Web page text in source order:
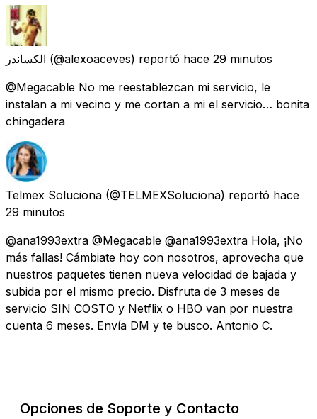
الکساندر (@alexoaceves) reportó hace 29 minutos
@Megacable No me reestablezcan mi servicio, le
instalan a mi vecino y me cortan a mi el servicio… bonita
chingadera
Telmex Soluciona (@TELMEXSoluciona) reportó hace
29 minutos
@ana1993extra @Megacable @ana1993extra Hola, ¡No
más fallas! Cámbiate hoy con nosotros, aprovecha que
nuestros paquetes tienen nueva velocidad de bajada y
subida por el mismo precio. Disfruta de 3 meses de
servicio SIN COSTO y Netflix o HBO van por nuestra
cuenta 6 meses. Envía DM y te busco. Antonio C.
Opciones de Soporte y Contacto